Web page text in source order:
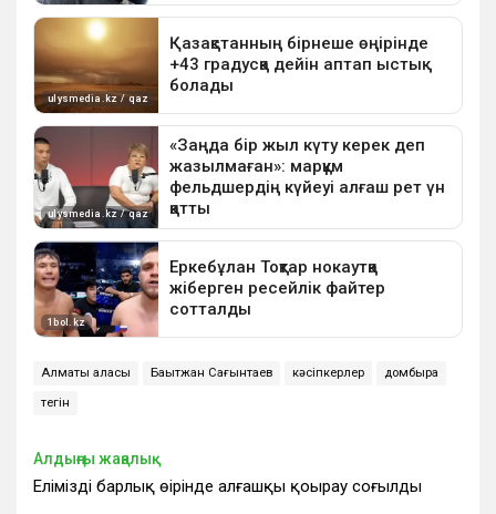
Алматы қаласы Бақытжан Сағынтаев кәсіпкерлер домбыра
тегін
Алдыңғы жаңалық
Еліміздің барлық өңірінде алғашқы қоңырау соғылды